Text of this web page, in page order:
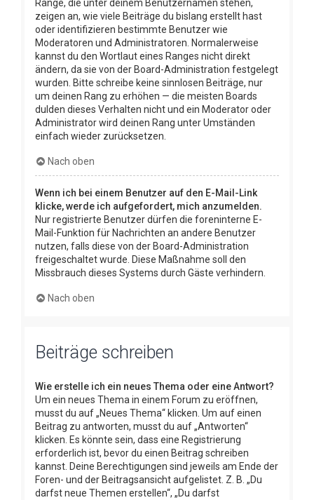
Ränge, die unter deinem Benutzernamen stehen,
zeigen an, wie viele Beiträge du bislang erstellt hast
oder identifizieren bestimmte Benutzer wie
Moderatoren und Administratoren. Normalerweise
kannst du den Wortlaut eines Ranges nicht direkt
ändern, da sie von der Board-Administration festgelegt
wurden. Bitte schreibe keine sinnlosen Beiträge, nur
um deinen Rang zu erhöhen — die meisten Boards
dulden dieses Verhalten nicht und ein Moderator oder
Administrator wird deinen Rang unter Umständen
einfach wieder zurücksetzen.
Nach oben
Wenn ich bei einem Benutzer auf den E-Mail-Link
klicke, werde ich aufgefordert, mich anzumelden.
Nur registrierte Benutzer dürfen die foreninterne E-
Mail-Funktion für Nachrichten an andere Benutzer
nutzen, falls diese von der Board-Administration
freigeschaltet wurde. Diese Maßnahme soll den
Missbrauch dieses Systems durch Gäste verhindern.
Nach oben
Beiträge schreiben
Wie erstelle ich ein neues Thema oder eine Antwort?
Um ein neues Thema in einem Forum zu eröffnen,
musst du auf „Neues Thema“ klicken. Um auf einen
Beitrag zu antworten, musst du auf „Antworten“
klicken. Es könnte sein, dass eine Registrierung
erforderlich ist, bevor du einen Beitrag schreiben
kannst. Deine Berechtigungen sind jeweils am Ende der
Foren- und der Beitragsansicht aufgelistet. Z. B. „Du
darfst neue Themen erstellen“, „Du darfst